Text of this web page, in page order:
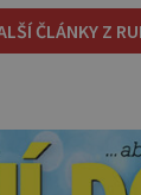
Noční
ČLÁNKY Z